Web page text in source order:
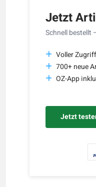
Jetzt
Schnell bestellt
Voller
700+ neue
OZ-App
Jetzt